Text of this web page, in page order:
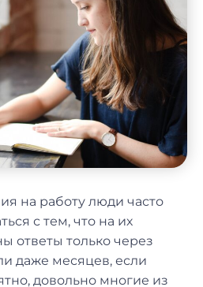
на работу люди часто
с тем, что на их
ответы только через
даже месяцев, если
довольно многие из